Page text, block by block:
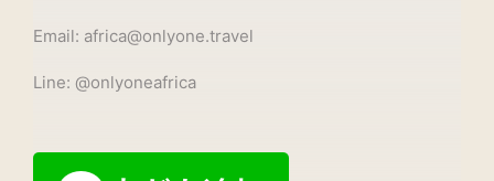
Email: africa@onlyone.travel
Line: @onlyoneafrica